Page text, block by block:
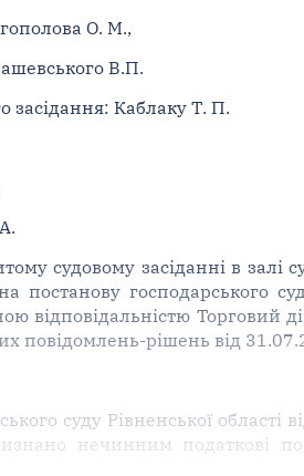
О. М.,
В.П.
засідання: Каблаку Т. П.
судовому засіданні в
постанову господарського
відповідальністю Торговий
повідомлень-рішень від
суду Рівненської
нечинним податкові